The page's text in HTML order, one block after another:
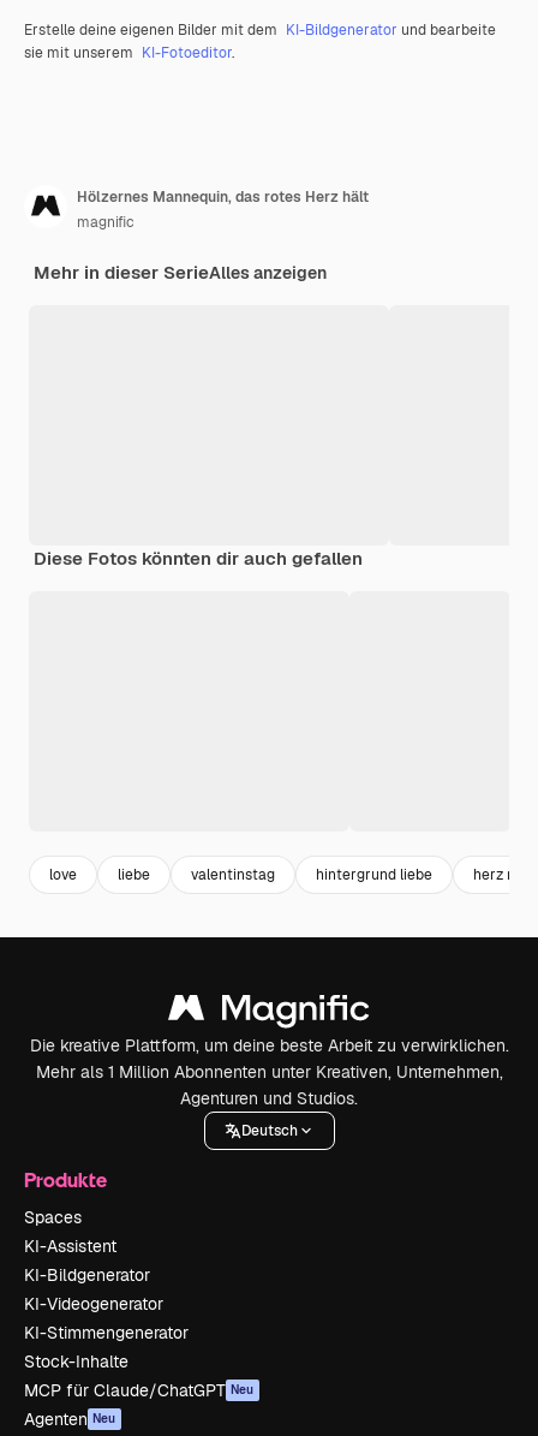
Erstelle deine eigenen Bilder mit dem KI-Bildgenerator und bearbeite
sie mit unserem KI-Fotoeditor.
Hölzernes Mannequin, das rotes Herz hält
magnific
Mehr in dieser SerieAlles anzeigen
Diese Fotos könnten dir auch gefallen
love liebe valentinstag hintergrund liebe herz rot
Die kreative Plattform, um deine beste Arbeit zu verwirklichen.
Mehr als 1 Million Abonnenten unter Kreativen, Unternehmen,
Agenturen und Studios.
Deutsch
Produkte
Spaces
KI-Assistent
KI-Bildgenerator
KI-Videogenerator
KI-Stimmengenerator
Stock-Inhalte
MCP für Claude/ChatGPT Neu
Agenten Neu